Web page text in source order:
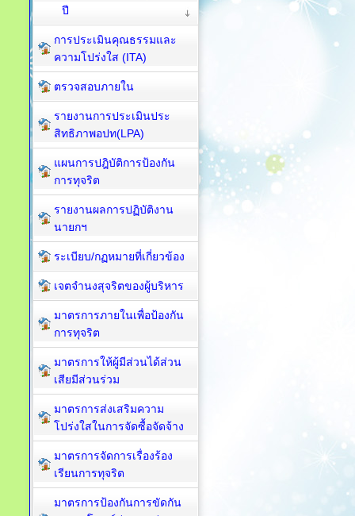
ปี
การประเมินคุณธรรมและ
ความโปร่งใส (ITA)
ตรวจสอบภายใน
รายงานการประเมินประ
สิทธิภาพอปท(LPA)
แผนการปฎิบัติการป้องกัน
การทุจริต
รายงานผลการปฏิบัติงาน
นายกฯ
ระเบียบ/กฏหมายที่เกี่ยวข้อง
เจตจำนงสุจริตของผู้บริหาร
มาตรการภายในเพื่อป้องกัน
การทุจริต​
มาตรการให้ผู้มีส่วนได้ส่วน
เสียมีส่วนร่วม
มาตรการส่งเสริมความ
โปร่งใสในการจัดซื้อจัดจ้าง
มาตรการจัดการเรื่องร้อง
เรียนการทุจริต
มาตรการป้องกันการขัดกัน